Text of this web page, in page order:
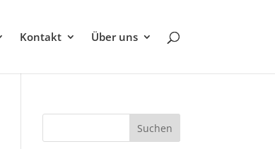
Kontakt Über uns
Suchen